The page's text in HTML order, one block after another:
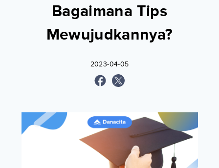
Bagaimana Tips
Mewujudkannya?
2023-04-05